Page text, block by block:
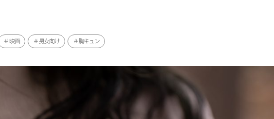
映画 男女向け 胸キュン